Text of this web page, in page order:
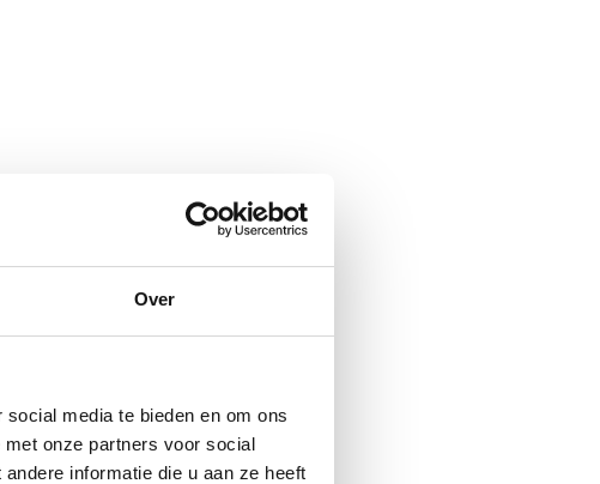
Over
media te bieden en om ons
onze partners voor social
informatie die u aan ze heeft